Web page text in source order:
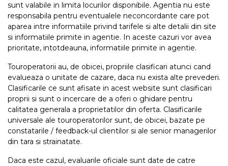
sunt valabile in limita locurilor disponibile. Agentia nu este
responsabila pentru eventualele neconcordante care pot
aparea intre informatiile privind tarifele si alte detalii din site
si informatiile primite in agentie. In aceste cazuri vor avea
prioritate, intotdeauna, informatiile primite in agentie.
Touroperatorii au, de obicei, propriile clasificari atunci cand
evalueaza o unitate de cazare, daca nu exista alte prevederi.
Clasificarile ce sunt afisate in acest website sunt clasificari
proprii si sunt o incercare de a oferi o ghidare pentru
calitatea generala a proprietatilor din oferta. Clasificarile
universale ale touroperatorilor sunt, de obicei, bazate pe
constatarile / feedback-ul clientilor si ale senior managerilor
din tara si strainatate.
Daca este cazul, evaluarile oficiale sunt date de catre